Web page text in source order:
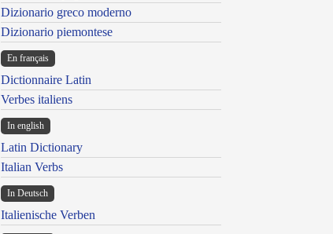
Dizionario greco moderno
Dizionario piemontese
En français
Dictionnaire Latin
Verbes italiens
In english
Latin Dictionary
Italian Verbs
In Deutsch
Italienische Verben